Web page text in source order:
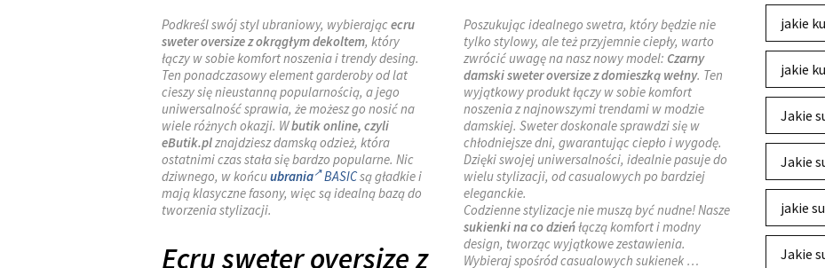
Podkreśl swój styl ubraniowy, wybierając ecru
sweter oversize z okrągłym dekoltem, który
łączy w sobie komfort noszenia i trendy desing.
Ten ponadczasowy element garderoby od lat
cieszy się nieustanną popularnością, a jego
uniwersalność sprawia, że możesz go nosić na
wiele różnych okazji. Wbutik online, czyli
eButik.plznajdziesz damską odzież, która
ostatnimi czas stała się bardzo popularne. Nic
dziwnego, w końcuubrania BASICsą gładkie i
mają klasyczne fasony, więc są idealną bazą do
tworzenia stylizacji.
Ecru sweter oversize z
Poszukując idealnego swetra, który będzie nie
tylko stylowy, ale też przyjemnie ciepły, warto
zwrócić uwagę na nasz nowy model: Czarny
damski sweter oversize z domieszką wełny. Ten
wyjątkowy produkt łączy w sobie komfort
noszenia z najnowszymi trendami w modzie
damskiej. Sweter doskonale sprawdzi się w
chłodniejsze dni, gwarantując ciepło i wygodę.
Dzięki swojej uniwersalności, idealnie pasuje do
wielu stylizacji, od casualowych po bardziej
eleganckie.
Codzienne stylizacje nie muszą być nudne! Nasze
sukienki na co dzieńłączą komfort i modny
design, tworząc wyjątkowe zestawienia.
Wybieraj spośród casualowych sukienek …
jakie
jakie
Jakie
Jakie
jakie
Jakie